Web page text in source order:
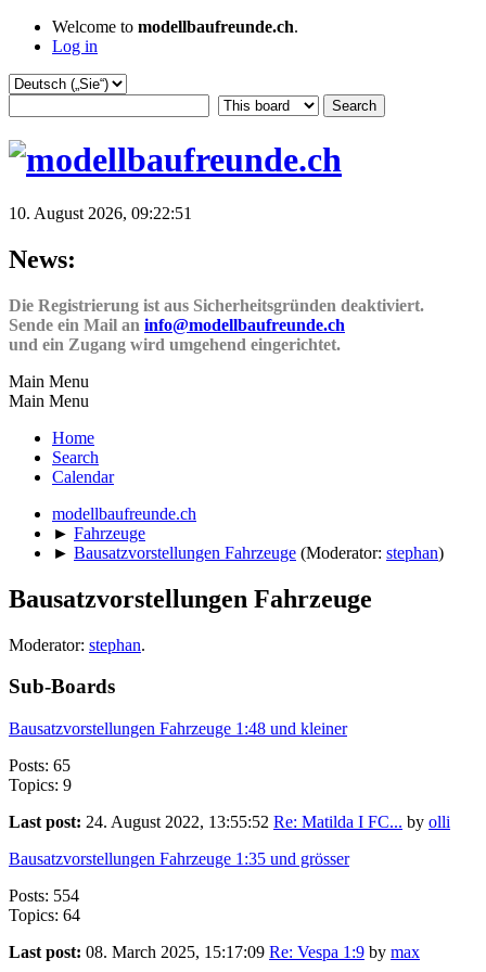
Welcome to modellbaufreunde.ch.
Log in
10. August 2026, 09:22:51
News:
Die Registrierung ist aus Sicherheitsgründen deaktiviert.
Sende ein Mail an info@modellbaufreunde.ch
und ein Zugang wird umgehend eingerichtet.
Main Menu
Main Menu
Home
Search
Calendar
modellbaufreunde.ch
► Fahrzeuge
► Bausatzvorstellungen Fahrzeuge (Moderator: stephan)
Bausatzvorstellungen Fahrzeuge
Moderator: stephan.
Sub-Boards
Bausatzvorstellungen Fahrzeuge 1:48 und kleiner
Posts: 65
Topics: 9
Last post: 24. August 2022, 13:55:52 Re: Matilda I FC... by olli
Bausatzvorstellungen Fahrzeuge 1:35 und grösser
Posts: 554
Topics: 64
Last post: 08. March 2025, 15:17:09 Re: Vespa 1:9 by max